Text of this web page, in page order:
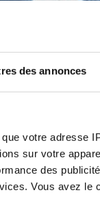
des annonces
votre adresse
sur votre
des
Vous avez le